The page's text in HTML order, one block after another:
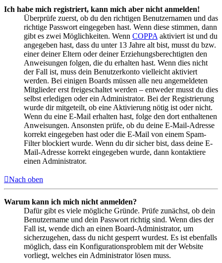
Ich habe mich registriert, kann mich aber nicht anmelden!
Überprüfe zuerst, ob du den richtigen Benutzernamen und das
richtige Passwort eingegeben hast. Wenn diese stimmen, dann
gibt es zwei Möglichkeiten. Wenn COPPA aktiviert ist und du
angegeben hast, dass du unter 13 Jahre alt bist, musst du bzw.
einer deiner Eltern oder deiner Erziehungsberechtigten den
Anweisungen folgen, die du erhalten hast. Wenn dies nicht
der Fall ist, muss dein Benutzerkonto vielleicht aktiviert
werden. Bei einigen Boards müssen alle neu angemeldeten
Mitglieder erst freigeschaltet werden – entweder musst du dies
selbst erledigen oder ein Administrator. Bei der Registrierung
wurde dir mitgeteilt, ob eine Aktivierung nötig ist oder nicht.
Wenn du eine E-Mail erhalten hast, folge den dort enthaltenen
Anweisungen. Ansonsten prüfe, ob du deine E-Mail-Adresse
korrekt eingegeben hast oder die E-Mail von einem Spam-
Filter blockiert wurde. Wenn du dir sicher bist, dass deine E-
Mail-Adresse korrekt eingegeben wurde, dann kontaktiere
einen Administrator.
Nach oben
Warum kann ich mich nicht anmelden?
Dafür gibt es viele mögliche Gründe. Prüfe zunächst, ob dein
Benutzername und dein Passwort richtig sind. Wenn dies der
Fall ist, wende dich an einen Board-Administrator, um
sicherzugehen, dass du nicht gesperrt wurdest. Es ist ebenfalls
möglich, dass ein Konfigurationsproblem mit der Website
vorliegt, welches ein Administrator lösen muss.